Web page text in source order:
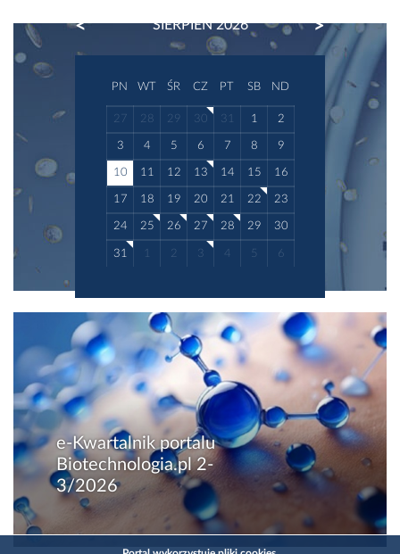
SIERPIEŃ 2026
PREVIOUS NEXT
PN WT ŚR CZ PT SB ND
27 28 29 30 31 1 2
3 4 5 6 7 8 9
10 11 12 13 14 15 16
17 18 19 20 21 22 23
24 25 26 27 28 29 30
31 1 2 3 4 5 6
e-Kwartalnik portalu
Biotechnologia.pl 2-
3/2026